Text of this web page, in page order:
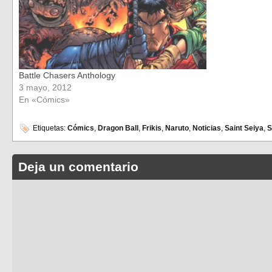
Battle Chasers Anthology
3 mayo, 2012
En «Cómics»
Etiquetas: Cómics, Dragon Ball , Frikis, Naruto, Noticias, Saint Seiya,
Deja un comentario